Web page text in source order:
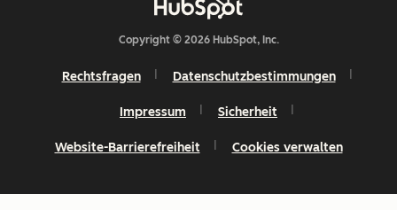
Copyright © 2026 HubSpot, Inc.
Rechtsfragen Datenschutzbestimmungen
Impressum Sicherheit
Website-Barrierefreiheit Cookies verwalten